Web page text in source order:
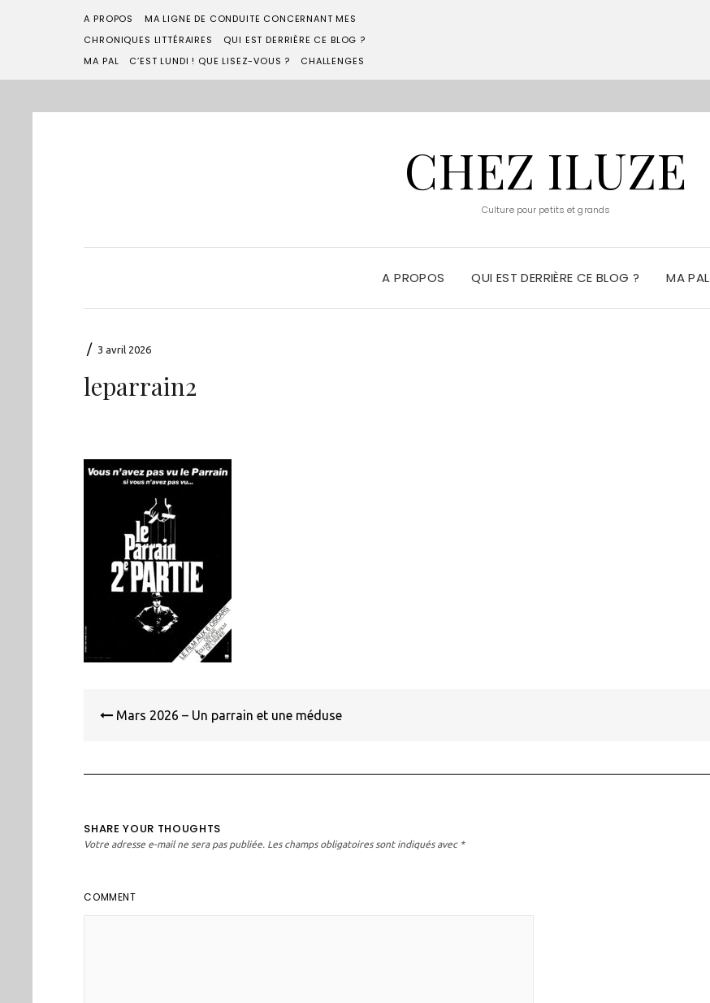
A PROPOS
MA LIGNE DE CONDUITE CONCERNANT MES
CHRONIQUES LITTÉRAIRES
QUI EST DERRIÈRE CE BLOG ?
MA PAL
C’EST LUNDI ! QUE LISEZ-VOUS ? CHALLENGES
CHEZ ILUZE
Culture pour petits et grands
A PROPOS QUI EST DERRIÈRE CE BLOG ? MA PAL
/ 3 avril 2026
leparrain2
de
Mars 2026 – Un parrain et une méduse
SHARE YOUR THOUGHTS
Votre adresse e-mail ne sera pas publiée. Les champs obligatoires sont indiqués avec *
COMMENT